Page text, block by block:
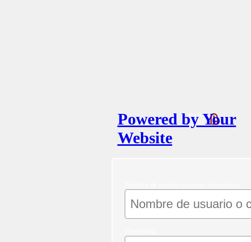
Powered by Your
Website